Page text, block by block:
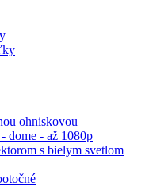
ohniskovou
dome - až 1080p
s bielym svetlom